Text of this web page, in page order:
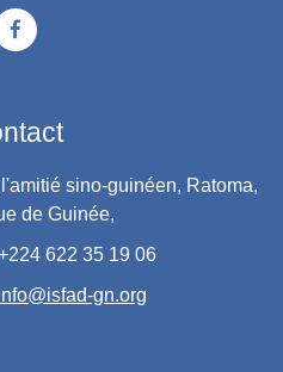
sino-guinéen, Ratoma,
de Guinée,
622 35 19 06
gn.org